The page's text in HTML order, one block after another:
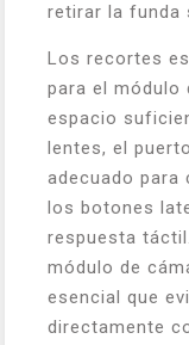
retirar la funda
Los recortes
para el módulo
espacio
lentes, el
adecuado para
los botones
respuesta
módulo de
esencial que
directamente